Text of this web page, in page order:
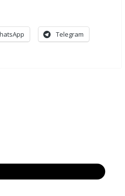
Telegram